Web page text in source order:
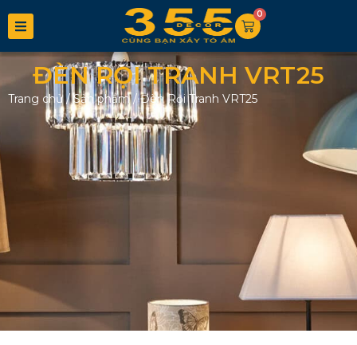
0
ĐÈN RỌI TRANH VRT25
Trang chủ/Sản phẩm/Đèn Rọi Tranh VRT25